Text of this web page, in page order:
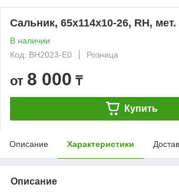
Сальник, 65х114х10-26, RH, мет.
В наличии
Код: BH2023-E0
Розница
от 8 000 ₸
Купить
Описание Характеристики
Описание